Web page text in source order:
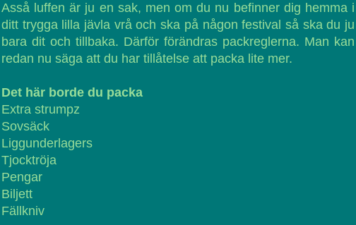
Asså luffen är ju en sak, men om du nu befinner dig hemma i
ditt trygga lilla jävla vrå och ska på någon festival så ska du ju
bara dit och tillbaka. Därför förändras packreglerna. Man kan
redan nu säga att du har tillåtelse att packa lite mer.
Det här borde du packa
Extra strumpz
Sovsäck
Liggunderlagers
Tjocktröja
Pengar
Biljett
Fällkniv